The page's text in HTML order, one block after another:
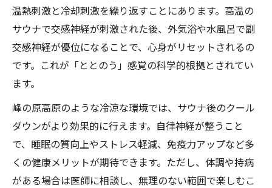
温熱刺激と冷却刺激を繰り返すことにあります。高温の
サウナで交感神経が刺激された後、外気浴や水風呂で副
交感神経が優位になることで、心身がリセットされるの
です。これが「ととのう」感覚の科学的根拠とされてい
ます。
峰の原高原のような冷涼な環境では、サウナ後のクール
ダウンがより効果的に行えます。自律神経が整うこと
で、睡眠の質向上やストレス軽減、免疫力アップなど多
くの健康メリットが期待できます。ただし、体調や持病
がある場合は医師に相談し、無理のない範囲で楽しむこ